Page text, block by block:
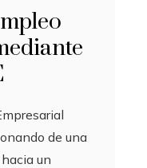
de una
un